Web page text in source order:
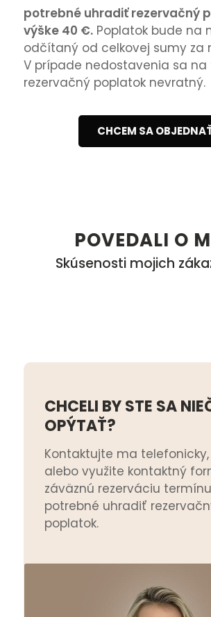
potrebné uhradiť rezervačný
výške 40 €.Poplatok bude na
odčítaný od celkovej sumy za
V prípade nedostavenia sa na
rezervačný poplatok nevratný.
CHCEM SA
POVEDALI O
Skúsenosti mojich
CHCELI BY STE SA
OPÝTAŤ?
Kontaktujte ma
alebo využite kontaktný
záväznú rezerváciu
potrebné uhradiť
poplatok.